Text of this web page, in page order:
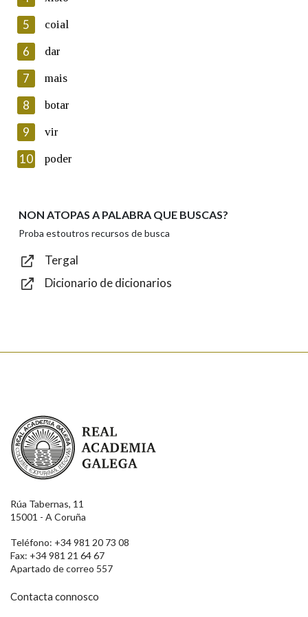
Lin e acepto as condicións da política de
Introduce o código que aparece na imaxe:
Texto de verificación
Enviar
5 coial
6 dar
7 mais
8 botar
9 vir
10 poder
NON ATOPAS A PALABRA QUE BUSCAS?
Proba estoutros recursos de busca
Tergal
Dicionario de dicionarios
Real Academia Galega
Rúa Tabernas, 11
15001 - A Coruña
Teléfono: +34 981 20 73 08
Fax: +34 981 21 64 67
Apartado de correo 557
Contacta connosco